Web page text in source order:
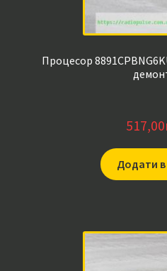
Процесор
517,00
Додати